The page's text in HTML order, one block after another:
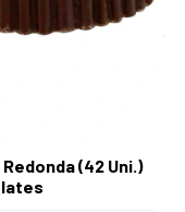
(42 Uni.)